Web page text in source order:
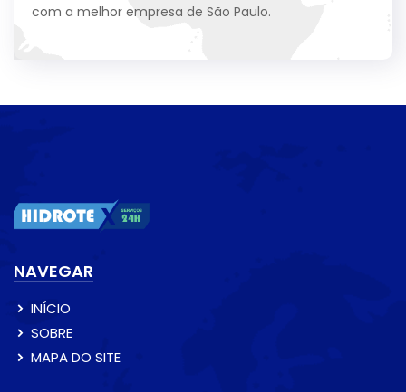
com a melhor empresa de São Paulo.
NAVEGAR
INÍCIO
SOBRE
MAPA DO SITE